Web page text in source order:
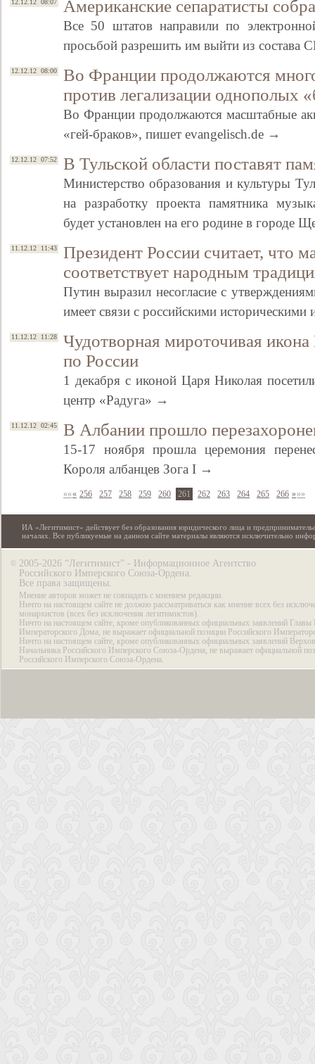
12.12.12 08:07 Американские сепаратисты
Все 50 штатов направили по
просьбой разрешить им выйти из
12.12.12 08:00
Во Франции продолжаются
против легализации однополых
Во Франции продолжаются масштабные
«гей-браков», пишет evangelisch.de →
12.12.12 07:52 В Тульской области поставят
Министерство образования и культуры
на разработку проекта памятника
будет установлен на его родине в городе
11.12.12 11:43
Президент России считает, что
соответствует народным
Путин выразил несогласие с
имеет связи с российскими
11.12.12 11:28
Чудотворная мироточивая
по России
1 декабря с иконой Царя Николая
центр «Радуга» →
11.12.12 02:45 В Албании прошло
15-17 ноября прошла церемония
Короля албанцев Зога I →
««« 256 257 258 259 260 261 262 263 264 265 266 »»»
ИА «Легитимист» действует без образования юридического лица и
началах. Все публикуемые на данном сайте материалы являются исключительно
© 2005-2026 “Легитимист” - Информационное Агентство
Российского Имперского Союза-Ордена.
Все права защищены.
Мнение авторов может не совпадать с мнением редакции.
Ничто на настоящем сайте не должно рассматриваться как мнение всех без
монархистов (всех без исключения легитимистов).
Ничто на настоящем сайте, кроме опубликованных официальных заявлений Главы
Императорского Дома, не выражает официальной позиции Российского
Ничто на настоящем сайте, кроме опубликованных официальных заявлений
Начальника Российского Имперского Союза-Ордена, не выражает официальной
Российского Имперского Союза-Ордена.